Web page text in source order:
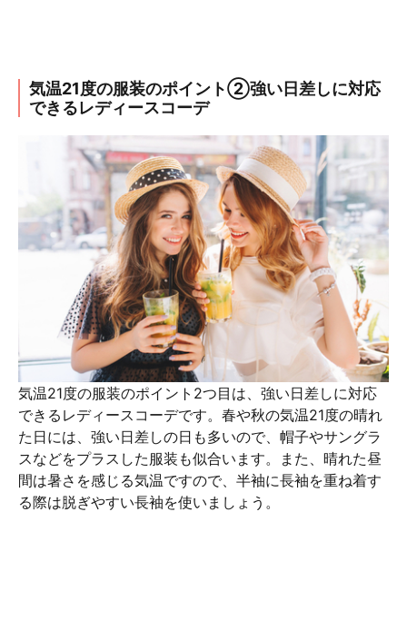
気温21度の服装のポイント②強い日差しに対応
できるレディースコーデ
気温21度の服装のポイント2つ目は、強い日差しに対応
できるレディースコーデです。春や秋の気温21度の晴れ
た日には、強い日差しの日も多いので、帽子やサングラ
スなどをプラスした服装も似合います。また、晴れた昼
間は暑さを感じる気温ですので、半袖に長袖を重ね着す
る際は脱ぎやすい長袖を使いましょう。